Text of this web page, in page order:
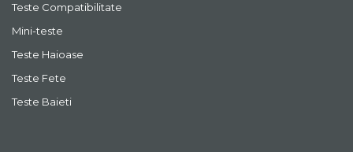
Teste Compatibilitate
Mini-teste
Teste Haioase
Teste Fete
Teste Baieti